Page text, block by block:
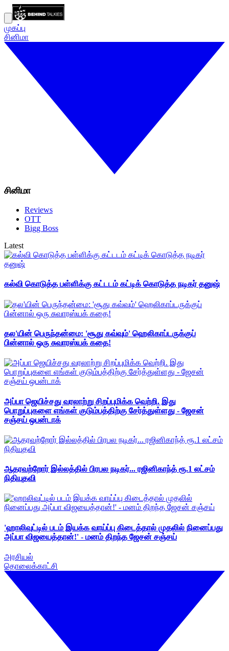
முகப்பு
சினிமா
சினிமா
Reviews
OTT
Bigg Boss
Latest
கல்வி கொடுத்த பள்ளிக்கு கட்டடம் கட்டிக் கொடுத்த நடிகர் தனுஷ்
தல'யின் பெருந்தன்மை: 'சூது கவ்வும்' ஹெலிகாப்டருக்குப்
பின்னால் ஒரு சுவாரஸ்யக் கதை!
அப்பா ஜெயிச்சது வரலாற்று சிறப்புமிக்க வெற்றி. இது
பொறுப்புகளை எங்கள் குடும்பத்திற்கு சேர்த்துள்ளது - ஜேசன்
சஞ்சய் ஒபன்டாக்
ஆதரவற்றோர் இல்லத்தில் பிரபல நடிகர்... ரஜினிகாந்த் ரூ.1 லட்சம்
நிதியுதவி
'ஹாலிவுட்டில் படம் இயக்க வாய்ப்பு கிடைத்தால் முதலில் நினைப்பது
அப்பா விஜயைத்தான்!' - மனம் திறந்த ஜேசன் சஞ்சய்
அரசியல்
தொலைக்காட்சி